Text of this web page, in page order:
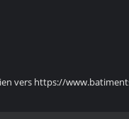
vers https://